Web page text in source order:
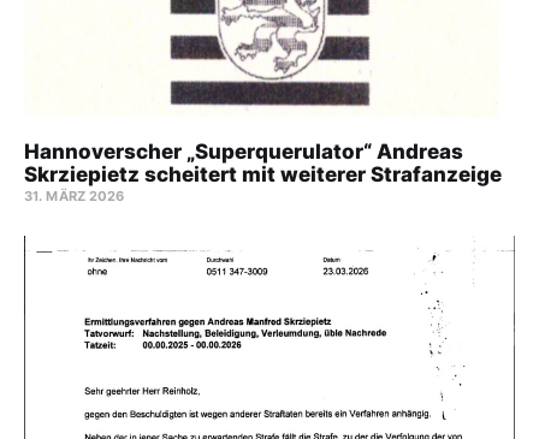
Hannoverscher „Superquerulator“ Andreas
Skrziepietz scheitert mit weiterer Strafanzeige
31. MÄRZ 2026